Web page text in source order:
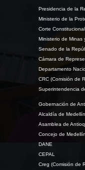
Presidencia de la
Ministerio de la
Corte Constitucional
Ministerio de Minas
Senado de la
Cámara de
Departamento
CRC (Comisión de
Superintendencia
Gobernación de
Alcaldía de Medellín
Asamblea de
Concejo de Medellín
DANE
CEPAL
Creg (Comisión de